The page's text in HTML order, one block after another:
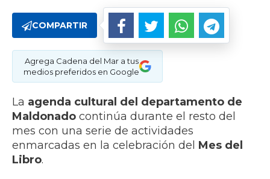
COMPARTIR
Agrega Cadena del Mar a tus
medios preferidos en Google
La agenda cultural del departamento de
Maldonado continúa durante el resto del
mes con una serie de actividades
enmarcadas en la celebración del Mes del
Libro.